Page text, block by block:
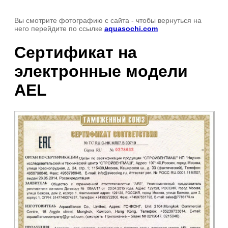
Вы смотрите фотографию с сайта - чтобы вернуться на
него перейдите по ссылке aquasochi.com
Сертификат на
электронные модели
AEL